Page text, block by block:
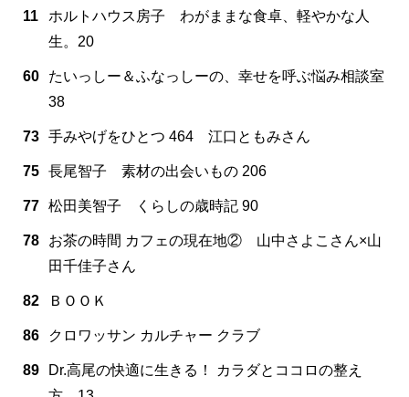
11
ホルトハウス房子 わがままな食卓、軽やかな人
生。20
60
たいっしー＆ふなっしーの、幸せを呼ぶ悩み相談室
38
73 手みやげをひとつ 464 江口ともみさん
75 長尾智子 素材の出会いもの 206
77 松田美智子 くらしの歳時記 90
78
お茶の時間 カフェの現在地② 山中さよこさん×山
田千佳子さん
82 ＢＯＯＫ
86 クロワッサン カルチャー クラブ
89
Dr.高尾の快適に生きる！ カラダとココロの整え